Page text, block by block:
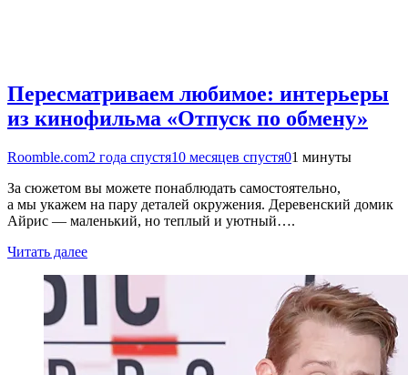
Пересматриваем любимое: интерьеры
из кинофильма «Отпуск по обмену»
Roomble.com2 года спустя10 месяцев спустя01 минуты
За сюжетом вы можете понаблюдать самостоятельно,
а мы укажем на пару деталей окружения. Деревенский домик
Айрис — маленький, но теплый и уютный….
Читать далее